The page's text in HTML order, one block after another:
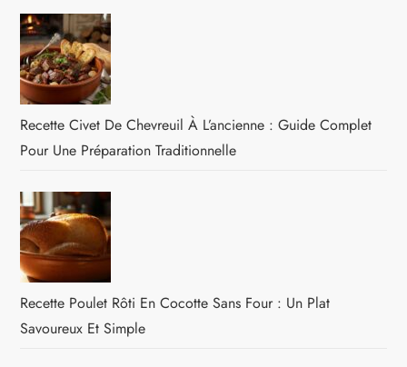
Recette Civet De Chevreuil À L’ancienne : Guide Complet
Pour Une Préparation Traditionnelle
Recette Poulet Rôti En Cocotte Sans Four : Un Plat
Savoureux Et Simple